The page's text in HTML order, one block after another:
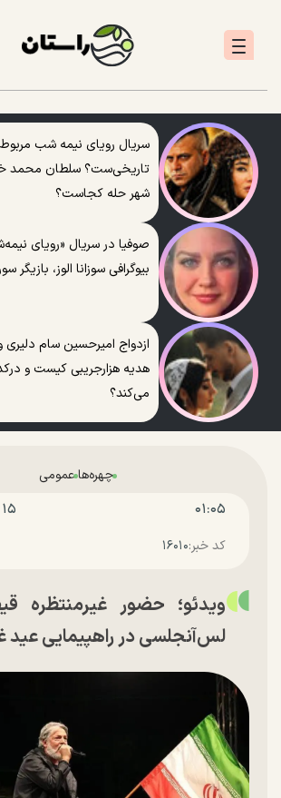
سریال رویای نیمه شب مربوط
تاریخی‌ست؟ سلطان محمد
شهر حله کجاست؟
صوفیا در سریال «رویای
بیوگرافی سوزانا الوز، بازیگر
ازدواج امیرحسین سام دلیری
هدیه هزارجریبی کیست و
می‌کند؟
چهره‌هاعمومی
۰۱:۰۵ ۱۵ خرداد ۱۴۰۵
کد خبر:۱۶۰۱۰
ویدئو؛ حضور غیرمنتظره
لس‌آنجلسی در راهپیمایی عید